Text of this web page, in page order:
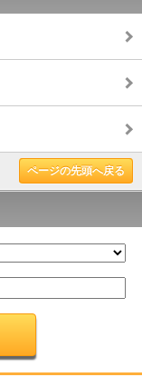
ページの先頭へ戻る